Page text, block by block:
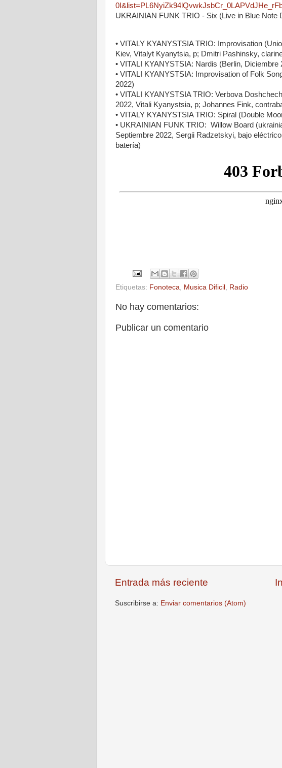
UKRAINIAN FUNK TRIO - Six (Live in Blue Note
• VITALY KYANYSTSIA TRIO: Improvisation
Kiev, Vitalyt Kyanytsia, p; Dmitri Pashinsky,
• VITALI KYANYSTSIA: Nardis (Berlin, Diciembre
• VITALI KYANYSTSIA: Improvisation of Folk
2022)
• VITALI KYANYSTSIA TRIO: Verbova
2022, Vitali Kyanystsia, p; Johannes Fink,
• VITALY KYANYSTSIA TRIO: Spiral (Double
• UKRAINIAN FUNK TRIO: Willow Board
Septiembre 2022, Sergii Radzetskyi, bajo
batería)
Etiquetas: Fonoteca, Musica Dificil , Radio
No hay comentarios:
Publicar un comentario
Entrada más reciente
Suscribirse a: Enviar comentarios (Atom)